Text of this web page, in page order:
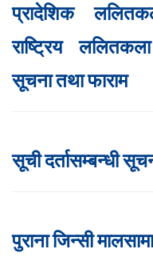
प्रादेशिक
राष्ट्रिय
सूचना तथा फाराम
सूची दर्तासम्बन्धी
पुराना जिन्सी